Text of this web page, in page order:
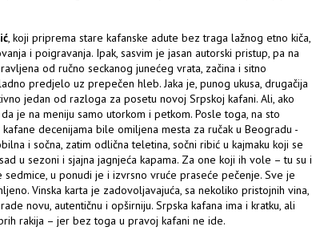
, koji priprema stare kafanske adute bez traga lažnog etno kiča,
i poigravanja. Ipak, sasvim je jasan autorski pristup, pa na
od ručno seckanog junećeg vrata, začina i sitno
predjelo uz prepečen hleb. Jaka je, punog ukusa, drugačija
jedan od razloga za posetu novoj Srpskoj kafani. Ali, ako
je na meniju samo utorkom i petkom. Posle toga, na sto
decenijama bile omiljena mesta za ručak u Beogradu -
i sočna, zatim odlična teletina, sočni ribić u kajmaku koji se
u sezoni i sjajna jagnjeća kapama. Za one koji ih vole – tu su i
u ponudi je i izvrsno vruće praseće pečenje. Sve je
Vinska karta je zadovoljavajuća, sa nekoliko pristojnih vina,
novu, autentičnu i opširniju. Srpska kafana ima i kratku, ali
rakija – jer bez toga u pravoj kafani ne ide.